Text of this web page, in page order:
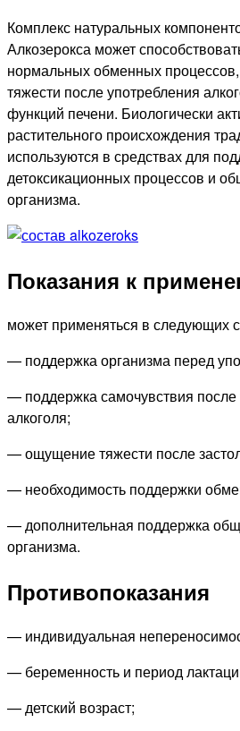
Комплекс натуральных
Алкозерокса может
нормальных обменных
тяжести после употребления
функций печени. Биологически
растительного происхождения
используются в средствах для
детоксикационных процессов и
организма.
Показания к
может применяться в следующих
— поддержка организма перед
— поддержка самочувствия после
алкоголя;
— ощущение тяжести после
— необходимость поддержки
— дополнительная поддержка
организма.
Противопоказания
— индивидуальная
— беременность и период
— детский возраст;